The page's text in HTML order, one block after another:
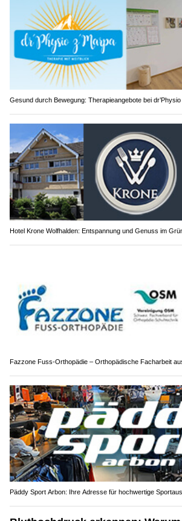
Gesund durch Bewegung: Therapieangebote bei dr’Physio
Hotel Krone Wolfhalden: Entspannung und Genuss im
Fazzone Fuss-Orthopädie – Orthopädische Facharbeit
Päddy Sport Arbon: Ihre Adresse für hochwertige